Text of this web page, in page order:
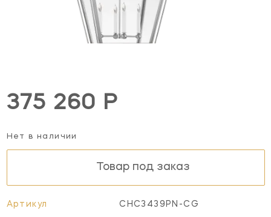
375 260 Р
Нет в наличии
Товар под заказ
Артикул CHC3439PN-CG